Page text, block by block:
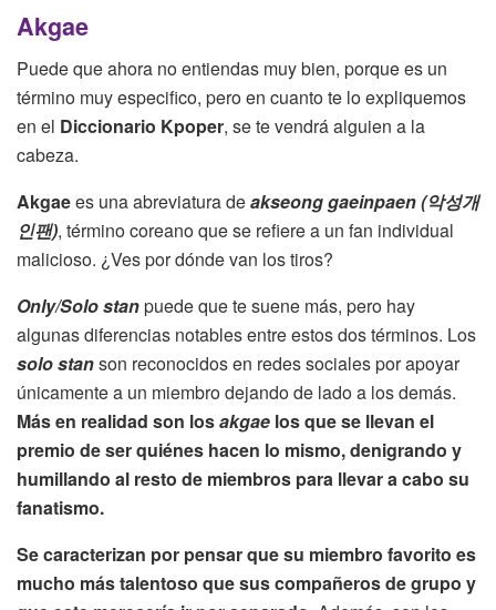
Akgae
Puede que ahora no entiendas muy bien, porque es un
término muy especifico, pero en cuanto te lo expliquemos
en el Diccionario Kpoper, se te vendrá alguien a la
cabeza.
Akgaees una abreviatura deakseong gaeinpaen (악성개
인팬), término coreano que se refiere a un fan individual
malicioso. ¿Ves por dónde van los tiros?
Only/Solo stanpuede que te suene más, pero hay
algunas diferencias notables entre estos dos términos. Los
solo stanson reconocidos en redes sociales por apoyar
únicamente a un miembro dejando de lado a los demás.
Más en realidad son losakgae los que se llevan el
premio de ser quiénes hacen lo mismo, denigrando y
humillando al resto de miembros para llevar a cabo su
fanatismo.
Se caracterizan por pensar que su miembro favorito es
mucho más talentoso que sus compañeros de grupo y